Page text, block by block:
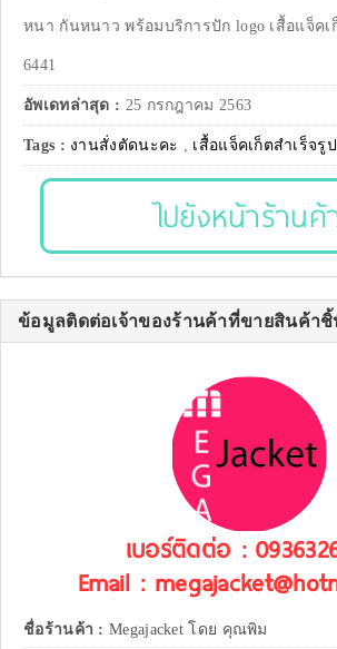
หนา กันหนาว พร้อมบริการปัก logo เสื้อแจ็คเ
6441
อัพเดทล่าสุด : 25 กรกฎาคม 2563
Tags : งานสั่งตัดนะคะ , เสื้อแจ็คเก็ตสำเร็จรูป
ไปยังหน้าร้านค้
ข้อมูลติดต่อเจ้าของร้านค้าที่ขายสินค้า
เบอร์ติดต่อ :
Email :
ชื่อร้านค้า : Megajacket โดย คุณพิม